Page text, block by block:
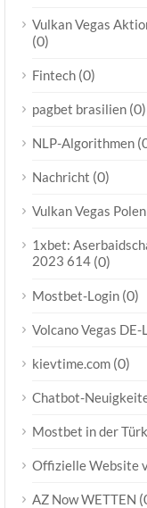
Vulkan Vegas
(0)
Fintech (0)
pagbet brasilien (0)
NLP-Algorithmen
Nachricht (0)
Vulkan Vegas Polen
1xbet:
2023 614 (0)
Mostbet-Login (0)
Volcano Vegas DE-
kievtime.com (0)
Chatbot-
Mostbet in der
Offizielle Website
AZ Now WETTEN